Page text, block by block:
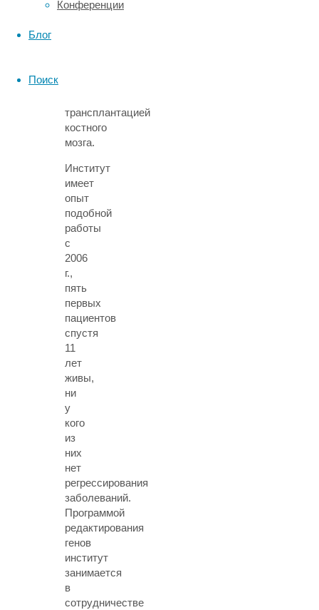
Конференции
Блог
Поиск
Предполагается
трансплантацией
костного
мозга.
Институт
имеет
опыт
подобной
работы
с
2006
г.,
пять
первых
пациентов
спустя
11
лет
живы,
ни
у
кого
из
них
нет
регрессирования
заболеваний.
Программой
редактирования
генов
институт
занимается
в
сотрудничестве